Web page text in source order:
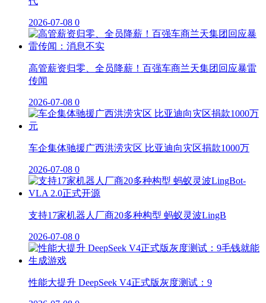
2026-07-08 0
高管薪资归零、全员降薪！百强车商兰天集团回应暴雷
传闻
2026-07-08 0
车企集体驰援广西洪涝灾区 比亚迪向灾区捐款1000万
2026-07-08 0
支持17家机器人厂商20多种构型 蚂蚁灵波LingB
2026-07-08 0
性能大提升 DeepSeek V4正式版灰度测试：9